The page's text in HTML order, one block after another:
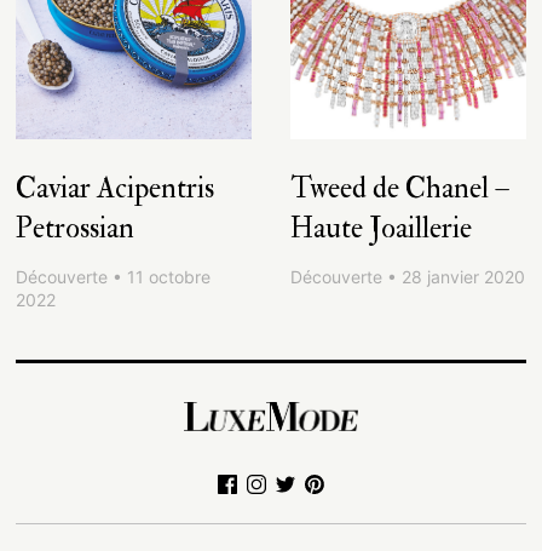
Caviar Acipentris
Petrossian
Découverte • 11 octobre
2022
Tweed de Chanel –
Haute Joaillerie
Découverte • 28 janvier 2020